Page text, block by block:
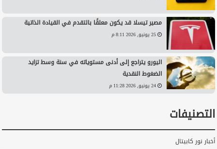
مصير تيسلا قد يكون معلقًا بالتقدم في القيادة الذاتية
25 يونيو, 2026 8:11 م
اليورو يتراجع إلى أدنى مستوياته في سنة وسط تزايد
الضغوط النقدية
24 يونيو, 2026 11:28 م
التصنيفات
أخبار نور كابيتال